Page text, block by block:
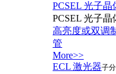
PCSEL 光子
PCSEL 光子
高亮度或双调
管
More>>
ECL 激光器子